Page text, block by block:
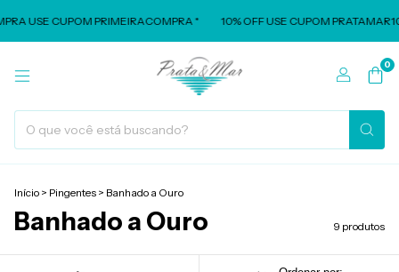
USE CUPOM PRIMEIRACOMPRA * 10% OFF USE CUPOM PRATAMAR10
0
Início > Pingentes > Banhado a Ouro
Banhado a Ouro 9 produtos